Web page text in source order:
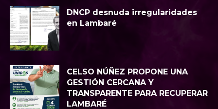
DNCP desnuda irregularidades
en Lambaré
CELSO NÚÑEZ PROPONE UNA
GESTIÓN CERCANA Y
TRANSPARENTE PARA RECUPERAR
LAMBARÉ